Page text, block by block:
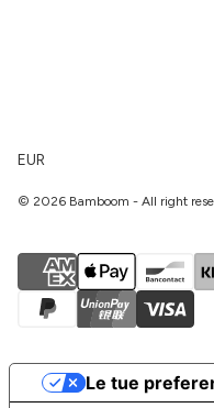
EUR
© 2026 Bamboom - All right
Le tue